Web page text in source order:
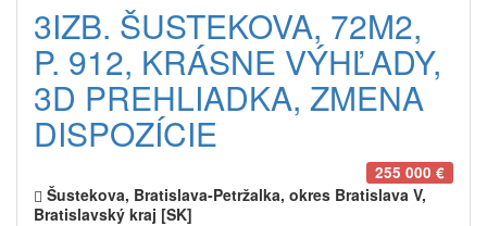
3IZB. ŠUSTEKOVA, 72M2,
P. 912, KRÁSNE VÝHĽADY,
3D PREHLIADKA, ZMENA
DISPOZÍCIE
255 000 €
Šustekova, Bratislava-Petržalka, okres Bratislava V,
Bratislavský kraj [SK]